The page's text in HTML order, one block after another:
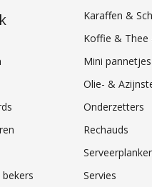
Karaffen &
Koffie & Thee
Mini pannetjes
Olie- &
Onderzetters
Rechauds
Servies